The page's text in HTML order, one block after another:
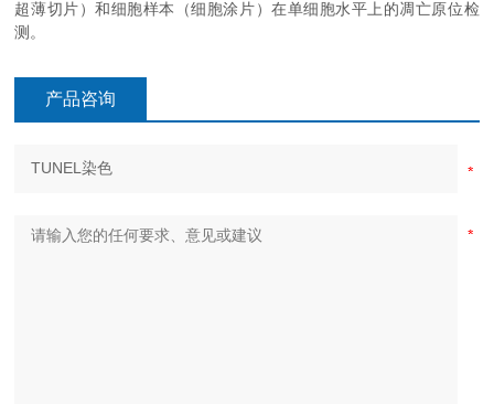
超薄切片）和细胞样本（细胞涂片）在单细胞水平上的凋亡原位检
测。
产品咨询